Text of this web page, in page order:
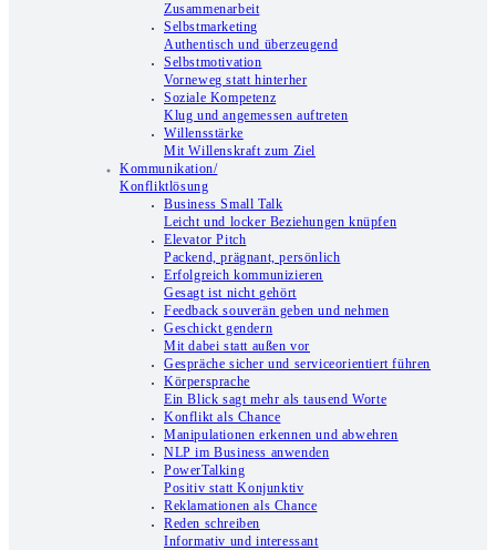
Zusammenarbeit
Selbstmarketing
Authentisch und überzeugend
Selbstmotivation
Vorneweg statt hinterher
Soziale Kompetenz
Klug und angemessen auftreten
Willensstärke
Mit Willenskraft zum Ziel
Kommunikation/
Konfliktlösung
Business Small Talk
Leicht und locker Beziehungen knüpfen
Elevator Pitch
Packend, prägnant, persönlich
Erfolgreich kommunizieren
Gesagt ist nicht gehört
Feedback souverän geben und nehmen
Geschickt gendern
Mit dabei statt außen vor
Gespräche sicher und serviceorientiert führen
Körpersprache
Ein Blick sagt mehr als tausend Worte
Konflikt als Chance
Manipulationen erkennen und abwehren
NLP im Business anwenden
PowerTalking
Positiv statt Konjunktiv
Reklamationen als Chance
Reden schreiben
Informativ und interessant